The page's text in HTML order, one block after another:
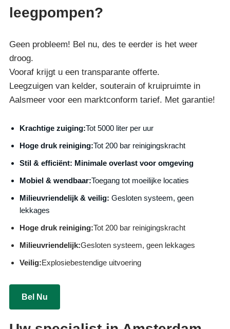
leegpompen?
Geen probleem! Bel nu, des te eerder is het weer
droog.
Vooraf krijgt u een transparante offerte.
Leegzuigen van kelder, souterain of kruipruimte in
Aalsmeer voor een marktconform tarief. Met garantie!
Krachtige zuiging:Tot 5000 liter per uur
Hoge druk reiniging:Tot 200 bar reinigingskracht
Stil & efficiënt: Minimale overlast voor omgeving
Mobiel & wendbaar:Toegang tot moeilijke locaties
Milieuvriendelijk & veilig: Gesloten systeem, geen
lekkages
Hoge druk reiniging:Tot 200 bar reinigingskracht
Milieuvriendelijk:Gesloten systeem, geen lekkages
Veilig:Explosiebestendige uitvoering
Bel Nu